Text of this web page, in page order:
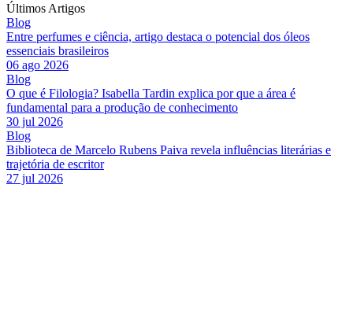
Últimos Artigos
Blog
Entre perfumes e ciência, artigo destaca o potencial dos óleos
essenciais brasileiros
06 ago 2026
Blog
O que é Filologia? Isabella Tardin explica por que a área é
fundamental para a produção de conhecimento
30 jul 2026
Blog
Biblioteca de Marcelo Rubens Paiva revela influências literárias e
trajetória de escritor
27 jul 2026